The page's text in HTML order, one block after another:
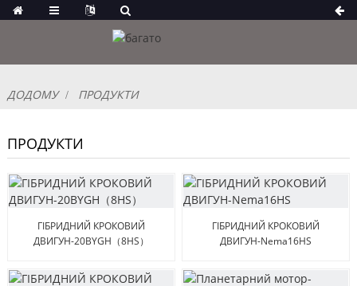
ДОДОМУ ПРОДУКТИ
ПРОДУКТИ
ГІБРИДНИЙ КРОКОВИЙ
ДВИГУН-20BYGH（8HS）
ГІБРИДНИЙ КРОКОВИЙ
ДВИГУН-Nema16HS